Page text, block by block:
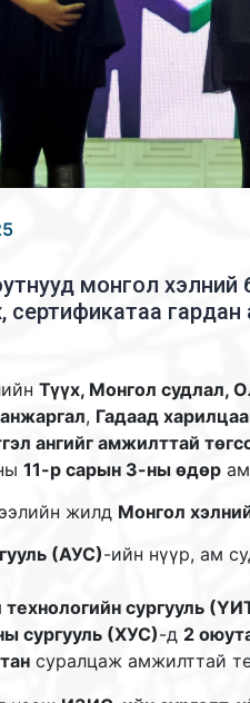
монгол хэлний
сертификатаа гардан
Түүх, Монгол судлал,
, Гадаад
ангийг амжилттай
11-р сарын 3-ны өдөр
жилд Монгол
(АУС)-ийн нүүр, ам
сургууль
сургууль (ХУС)-д 2
суралцаж амжилттай